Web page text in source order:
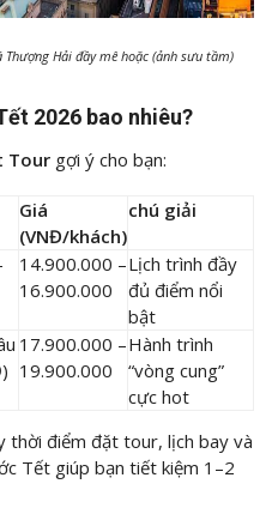
Hải đầy mê hoặc (ảnh sưu tầm)
2026 bao nhiêu?
Tour gợi ý cho bạn:
Giá
(VNĐ/khách)
chú giải
14.900.000 –
16.900.000
Lịch trình đầy
đủ điểm nổi
bật
17.900.000 –
19.900.000
Hành trình
“vòng cung”
cực hot
thời điểm đặt tour, lịch bay và
Tết giúp bạn tiết kiệm 1–2